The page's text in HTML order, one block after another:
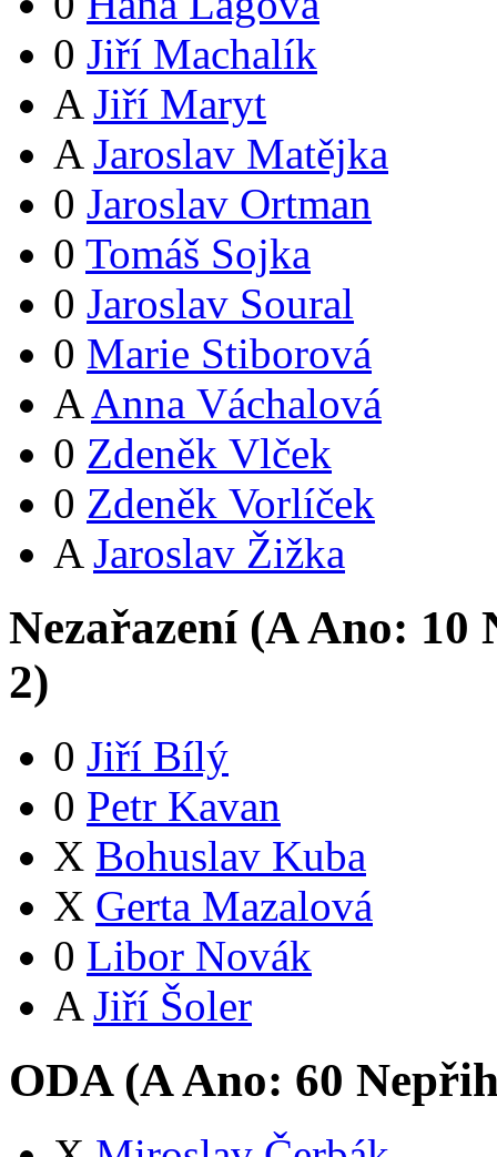
0 Jiří Machalík
A Jiří Maryt
A Jaroslav Matějka
0 Jaroslav Ortman
0 Tomáš Sojka
0 Jaroslav Soural
0 Marie Stiborová
A Anna Váchalová
0 Zdeněk Vlček
0 Zdeněk Vorlíček
A Jaroslav Žižka
Nezařazení (AAno: 10
2)
0 Jiří Bílý
0 Petr Kavan
X Bohuslav Kuba
X Gerta Mazalová
0 Libor Novák
A Jiří Šoler
ODA (AAno: 60